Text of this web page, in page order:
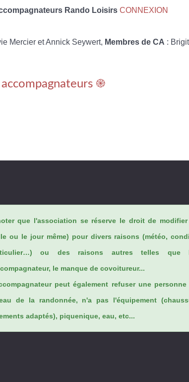
Rando Loisirs CONNEXION
Mercier et Annick Seywert, Membres de CA :
֎
que l'association se réserve le droit de
ou le jour même) pour divers raisons (météo,
ou des raisons autres telles que
le manque de covoitureur...
peut également refuser une
de la randonnée, n'a pas l'équipement
adaptés), piquenique, eau, etc...